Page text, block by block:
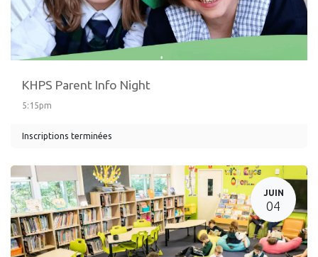
KHPS Parent Info Night
5:15pm
Inscriptions terminées
JUIN
04